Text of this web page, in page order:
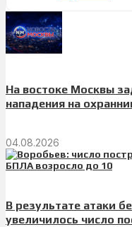
На востоке Москвы
нападения на
04.08.2026
В результате атаки
увеличилось число